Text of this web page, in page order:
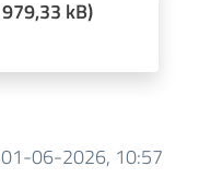
979,33 kB)
01-06-2026, 10:57